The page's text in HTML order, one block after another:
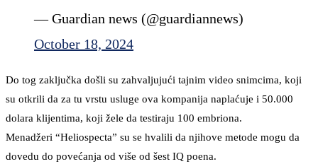
— Guardian news (@guardiannews)
October 18, 2024
Do tog zaključka došli su zahvaljujući tajnim video snimcima, koji
su otkrili da za tu vrstu usluge ova kompanija naplaćuje i 50.000
dolara klijentima, koji žele da testiraju 100 embriona.
Menadžeri “Heliospecta” su se hvalili da njihove metode mogu da
dovedu do povećanja od više od šest IQ poena.